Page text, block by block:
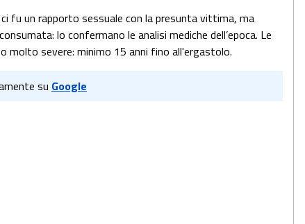
fu un rapporto sessuale con la presunta vittima, ma
lo confermano le analisi mediche dell’epoca. Le
molto severe: minimo 15 anni fino all'ergastolo.
su Google